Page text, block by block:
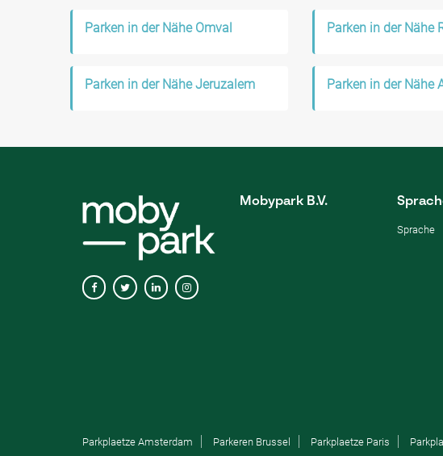
Parken in der Nähe Omval Parken in der Nähe
Parken in der Nähe Jeruzalem
Mobypark B.V.
Sprache
Parkplaetze Amsterdam Parkeren Brussel Parkplaetze Paris